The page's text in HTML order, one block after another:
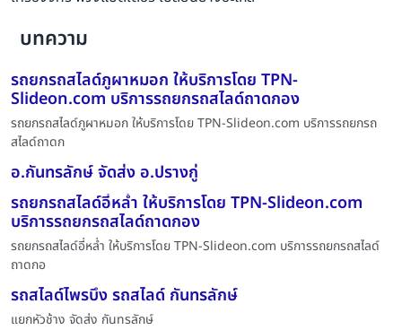
บทความ
รถยกรถสไลด์ภูผาหมอก ให้บริการโดย TPN-
Slideon.com บริการรถยกรถสไลด์ถาดกอง
รถยกรถสไลด์ภูผาหมอก ให้บริการโดย TPN-Slideon.com บริการรถยกรถ
สไลด์ถาดก
อ.กันทรลักษ์ จัดส่ง อ.ปรางกู่
รถยกรถสไลด์อี่หล่ำ ให้บริการโดย TPN-Slideon.com
บริการรถยกรถสไลด์ถาดกอง
รถยกรถสไลด์อี่หล่ำ ให้บริการโดย TPN-Slideon.com บริการรถยกรถสไลด์
ถาดกอ
รถสไลด์ไพรบึง รถสไลด์ กันทรลักษ์
แยกหัวช้าง จัดส่ง กันทรลักษ์